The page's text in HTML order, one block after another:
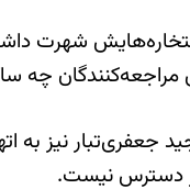
جعفری‌تبار نیز به
دسترس نیست.